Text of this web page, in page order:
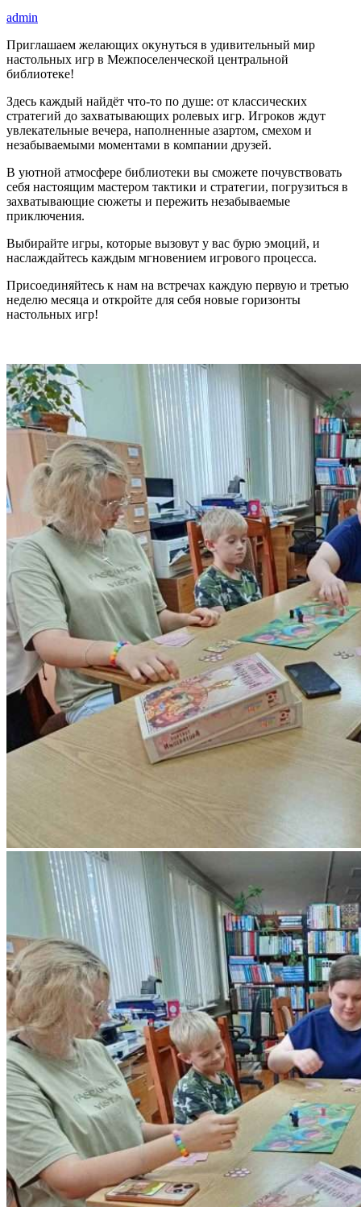
admin
Приглашаем желающих окунуться в удивительный мир
настольных игр в Межпоселенческой центральной
библиотеке!
Здесь каждый найдёт что-то по душе: от классических
стратегий до захватывающих ролевых игр. Игроков ждут
увлекательные вечера, наполненные азартом, смехом и
незабываемыми моментами в компании друзей.
В уютной атмосфере библиотеки вы сможете почувствовать
себя настоящим мастером тактики и стратегии, погрузиться в
захватывающие сюжеты и пережить незабываемые
приключения.
Выбирайте игры, которые вызовут у вас бурю эмоций, и
наслаждайтесь каждым мгновением игрового процесса.
Присоединяйтесь к нам на встречах каждую первую и третью
неделю месяца и откройте для себя новые горизонты
настольных игр!